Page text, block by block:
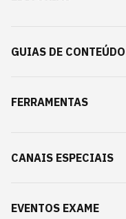
GUIAS DE CONTEÚDO
FERRAMENTAS
CANAIS ESPECIAIS
EVENTOS EXAME